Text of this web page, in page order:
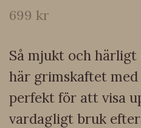
699 kr
Så mjukt och
här grimskaftet
perfekt för att visa
vardagligt bruk